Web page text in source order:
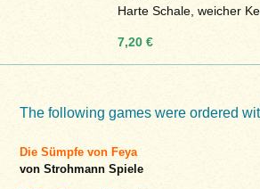
Harte Schale, weicher
7,20 €
The following games were ordered
Die Sümpfe von Feya
von Strohmann Spiele